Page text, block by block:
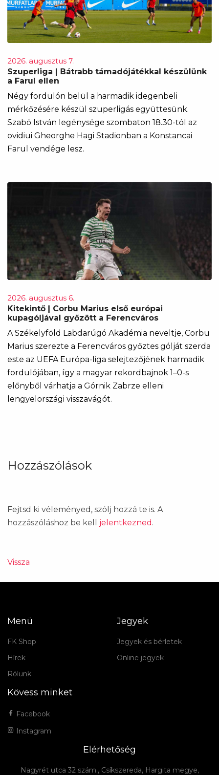
2026. augusztus 7.
Szuperliga | Bátrabb támadójátékkal készülünk
a Farul ellen
Négy fordulón belül a harmadik idegenbeli
mérkőzésére készül szuperligás együttesünk.
Szabó István legénysége szombaton 18.30-tól az
ovidiui Gheorghe Hagi Stadionban a Konstancai
Farul vendége lesz.
2026. augusztus 6.
Kitekintő | Corbu Marius első európai
kupagóljával győzött a Ferencváros
A Székelyföld Labdarúgó Akadémia neveltje, Corbu
Marius szerezte a Ferencváros győztes gólját szerda
este az UEFA Európa-liga selejtezőjének harmadik
fordulójában, így a magyar rekordbajnok 1–0-s
előnyből várhatja a Górnik Zabrze elleni
lengyelországi visszavágót.
Hozzászólások
Fejtsd ki véleményed, szólj hozzá te is. A
hozzászóláshoz be kell jelentkezned .
Vissza
Menü
FK Shop
Hírek
Rólunk
Jegyek
Jegyek és bérletek
Online jegyek
Kövess minket
Facebook
Instagram
Elérhetőség
Nagyrét utca 32 szám., Csíkszereda, Hargita megye,